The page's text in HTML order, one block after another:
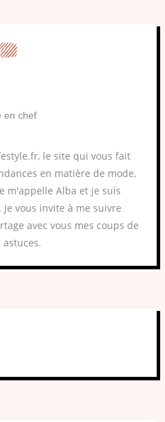
en chef
le site qui vous fait
en matière de mode,
m'appelle Alba et je suis
vous invite à me suivre
avec vous mes coups de